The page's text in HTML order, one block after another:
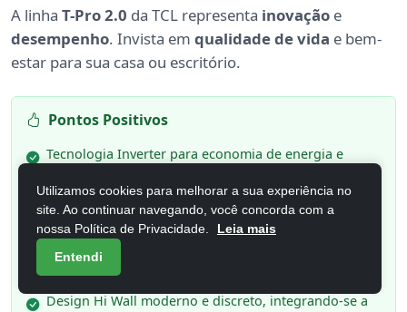
A linha T-Pro 2.0 da TCL representa inovação e
desempenho. Invista em qualidade de vida e bem-
estar para sua casa ou escritório.
Pontos Positivos
Tecnologia Inverter para economia de energia e
Capacidade de 18.000 BTUs ideal para climatizar
ambientes amplos com eficiência.
Função "Frio" dedicada para conforto térmico nos
dias mais quentes.
Design Hi Wall moderno e discreto, integrando-se a
Utilizamos cookies para melhorar a sua experiência no
site. Ao continuar navegando, você concorda com a
nossa Política de Privacidade.
Leia mais
Entendi